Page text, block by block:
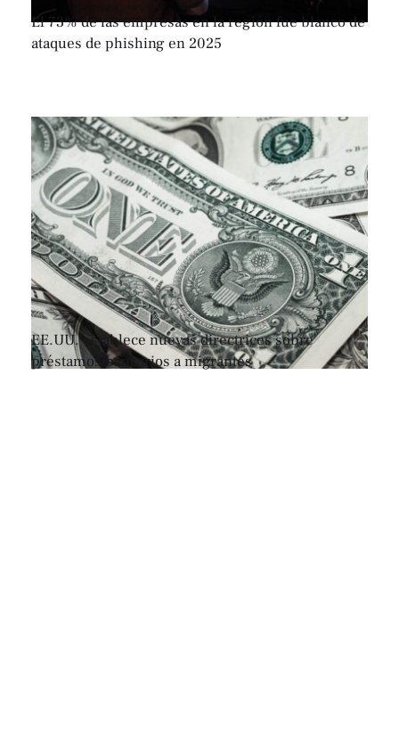
El 73% de las empresas en la región fue blanco de
ataques de phishing en 2025
EE.UU. establece nuevas directrices sobre
préstamos bancarios a migrantes